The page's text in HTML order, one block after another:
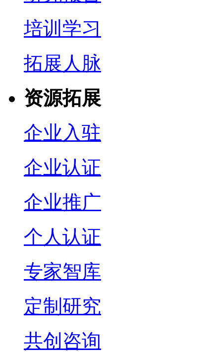
培训学习
拓展人脉
资源拓展
企业入驻
企业认证
企业推广
个人认证
专家智库
定制研究
共创咨询